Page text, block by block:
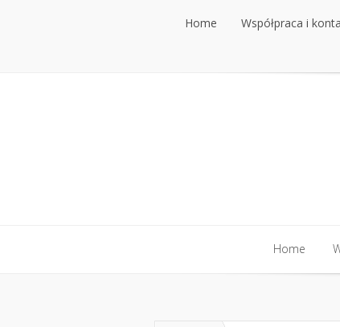
Home Współpraca i
Współpraca i
Home